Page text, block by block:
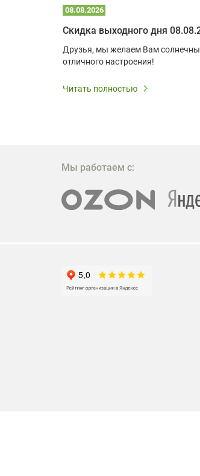
08.08.2026
Скидка выходного дня
Друзья, мы желаем Вам
отличного настроения!
Читать полностью
Мы работаем с: